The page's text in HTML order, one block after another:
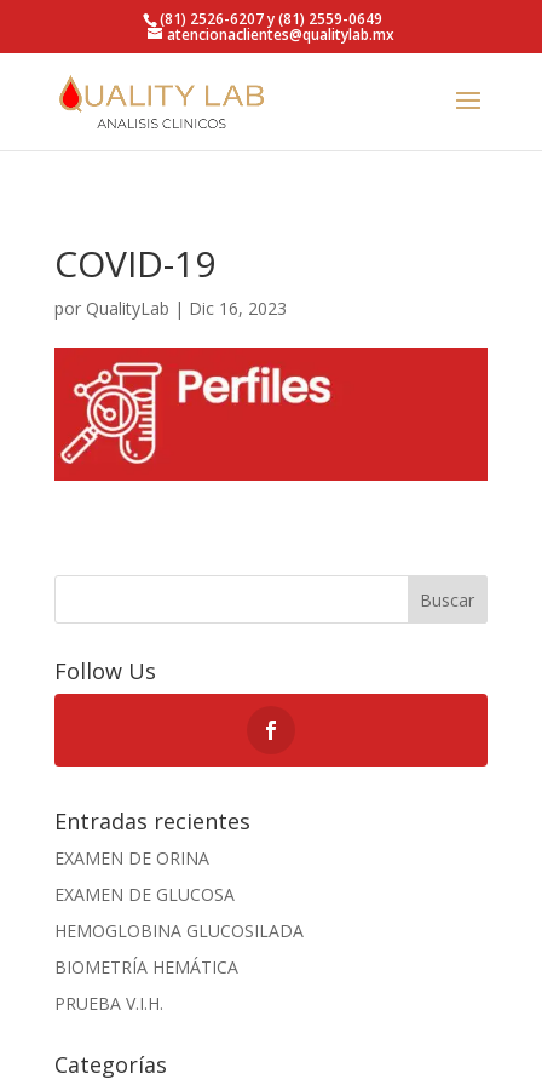
https://qualitylab.mx/(81) 2526-6207 y (81) 2559-0649
atencionaclientes@qualitylab.mx
COVID-19
por QualityLab | Dic 16, 2023
Buscar
Follow Us
Entradas recientes
EXAMEN DE ORINA
EXAMEN DE GLUCOSA
HEMOGLOBINA GLUCOSILADA
BIOMETRÍA HEMÁTICA
PRUEBA V.I.H.
Categorías